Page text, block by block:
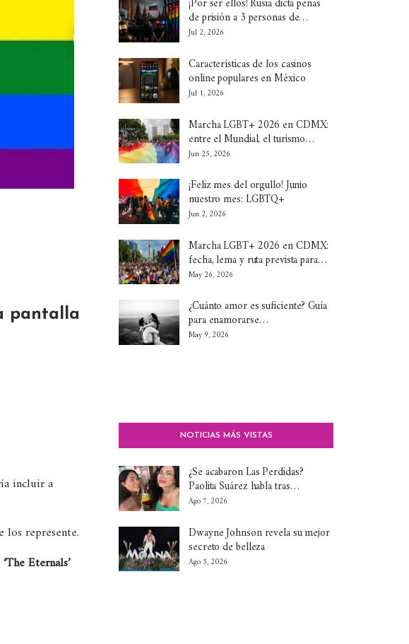
pantalla
incluir a
los represente.
‘The Eternals’
¡Por ser ellos! Rusia dicta penas
de prisión a 3 personas de…
Jul 2, 2026
Características de los casinos
online populares en México
Jul 1, 2026
Marcha LGBT+ 2026 en CDMX:
entre el Mundial, el turismo…
Jun 25, 2026
¡Feliz mes del orgullo! Junio
nuestro mes: LGBTQ+
Jun 2, 2026
Marcha LGBT+ 2026 en CDMX:
fecha, lema y ruta prevista para…
May 26, 2026
¿Cuánto amor es suficiente? Guía
para enamorarse…
May 9, 2026
NOTICIAS MÁS VISTAS
¿Se acabaron Las Perdidas?
Paolita Suárez habla tras…
Ago 7, 2026
Dwayne Johnson revela su mejor
secreto de belleza
Ago 5, 2026